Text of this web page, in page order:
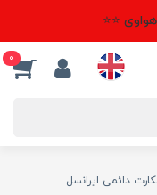
⭐⭐
0
دائمی ایرانسل